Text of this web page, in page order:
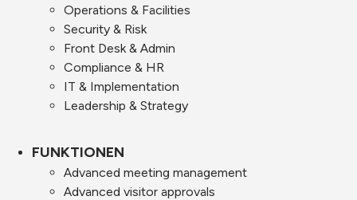
Operations & Facilities
Security & Risk
Front Desk & Admin
Compliance & HR
IT & Implementation
Leadership & Strategy
FUNKTIONEN
Advanced meeting management
Advanced visitor approvals